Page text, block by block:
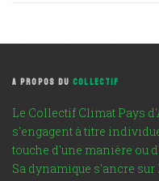
A PROPOS DUCOLLECTIF
Le Collectif Climat Pays
s'engagent à titre
touche d'une manière ou
Sa dynamique s'ancre